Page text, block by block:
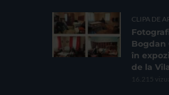
CLIPA DE
Bogdan
în
de la
16.215